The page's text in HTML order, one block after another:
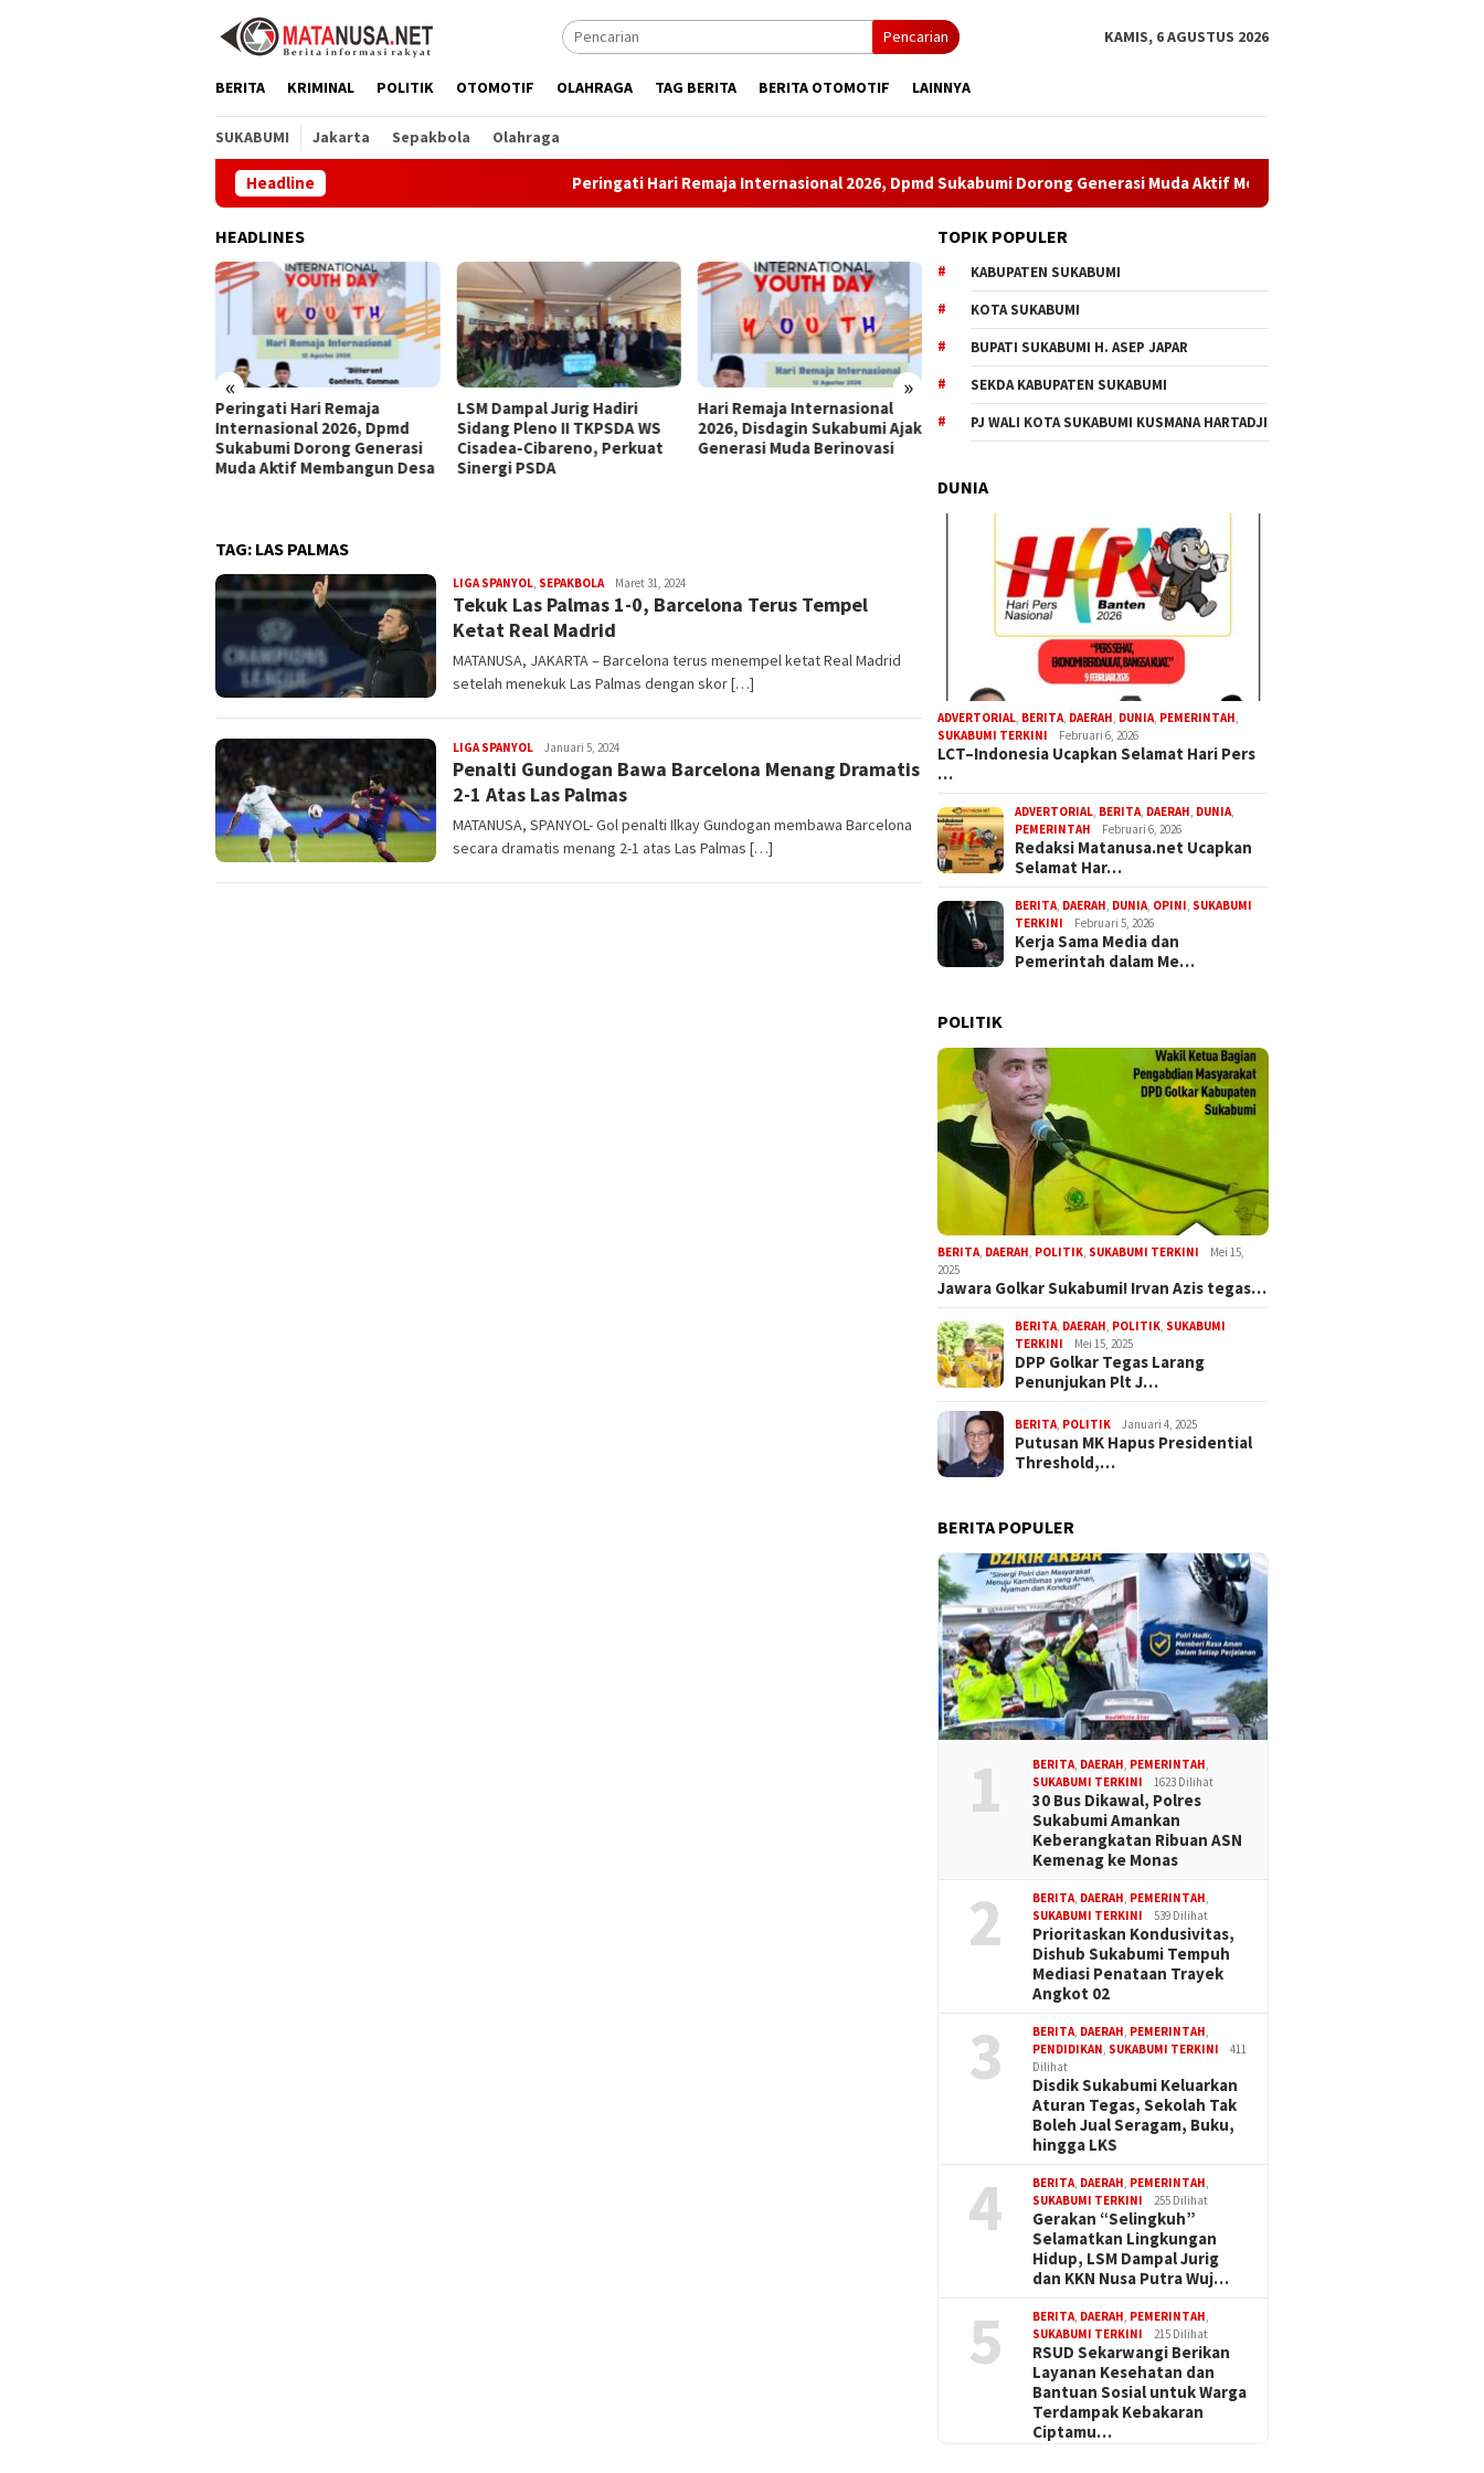
Pencarian KAMIS, 6 AGUSTUS 2026
BERITA KRIMINAL POLITIK OTOMOTIF OLAHRAGA TAG BERITA BERITA OTOMOTIF LAINNYA
SUKABUMI Jakarta Sepakbola Olahraga
Headline Peringati Hari Remaja Internasional 2026, Dpmd Sukabumi Dorong Generasi Muda Aktif Membangun Desa
HEADLINES
« »
LSM Dampal Jurig Hadiri
Sidang Pleno II TKPSDA WS
Cisadea-Cibareno, Perkuat
Sinergi PSDA
Hari Remaja Internasional
2026, Disdagin Sukabumi Ajak
Generasi Muda Berinovasi
Hari Remaja Internasional
2026, DLH Sukabumi
Gaungkan Semangat
Bpkad Sukabumi Ajak Maknai
Hari Dharma Wanita Nasional
sebagai Penguat
Kepedulian Sosial
Peringati Hari Remaja
Internasional 2026, Dpmd
Sukabumi Dorong Generasi
TAG: LAS PALMAS
LIGA SPANYOL, SEPAKBOLASteven
Darma
Maret 31, 2024
Tekuk Las Palmas 1-0, Barcelona Terus Tempel
Ketat Real Madrid
MATANUSA, JAKARTA – Barcelona terus menempel ketat Real Madrid
setelah menekuk Las Palmas dengan skor […]
LIGA SPANYOLSteven
Darma
Januari 5, 2024
Penalti Gundogan Bawa Barcelona Menang Dramatis
2-1 Atas Las Palmas
MATANUSA, SPANYOL- Gol penalti Ilkay Gundogan membawa Barcelona
secara dramatis menang 2-1 atas Las Palmas […]
TOPIK POPULER
KABUPATEN SUKABUMI
KOTA SUKABUMI
BUPATI SUKABUMI H. ASEP JAPAR
SEKDA KABUPATEN SUKABUMI
PJ WALI KOTA SUKABUMI KUSMANA HARTADJI
DUNIA
ADVERTORIAL BERITA DAERAH DUNIA PEMERINTAH
SUKABUMI TERKINI
Februari 6, 2026
LCT–Indonesia Ucapkan Selamat Hari Pers
…
ADVERTORIAL BERITA DAERAH DUNIA
PEMERINTAH
Februari 6, 2026
Redaksi Matanusa.net Ucapkan
Selamat Har…
BERITA DAERAH DUNIA OPINI SUKABUMI
TERKINI
Februari 5, 2026
Kerja Sama Media dan
Pemerintah dalam Me…
POLITIK
BERITA DAERAH POLITIK SUKABUMI TERKINI
Mei 15,
2025
Jawara Golkar Sukabumi! Irvan Azis tegas…
BERITA DAERAH POLITIK SUKABUMI
TERKINI
Mei 15, 2025
DPP Golkar Tegas Larang
Penunjukan Plt J…
BERITA POLITIK Januari 4, 2025
Putusan MK Hapus Presidential
Threshold,…
BERITA POPULER
1 BERITA, DAERAH, PEMERINTAH,
SUKABUMI TERKINI
1623 Dilihat
30 Bus Dikawal, Polres
Sukabumi Amankan
Keberangkatan Ribuan ASN
Kemenag ke Monas
2 BERITA, DAERAH, PEMERINTAH,
SUKABUMI TERKINI
539 Dilihat
Prioritaskan Kondusivitas,
Dishub Sukabumi Tempuh
Mediasi Penataan Trayek
Angkot 02
3 BERITA, DAERAH, PEMERINTAH,
PENDIDIKAN, SUKABUMI TERKINI
411
Dilihat
Disdik Sukabumi Keluarkan
Aturan Tegas, Sekolah Tak
Boleh Jual Seragam, Buku,
hingga LKS
4 BERITA, DAERAH, PEMERINTAH,
SUKABUMI TERKINI
255 Dilihat
Gerakan “Selingkuh”
Selamatkan Lingkungan
Hidup, LSM Dampal Jurig
dan KKN Nusa Putra Wuj…
5 BERITA, DAERAH, PEMERINTAH,
SUKABUMI TERKINI
215 Dilihat
RSUD Sekarwangi Berikan
Layanan Kesehatan dan
Bantuan Sosial untuk Warga
Terdampak Kebakaran
Ciptamu…